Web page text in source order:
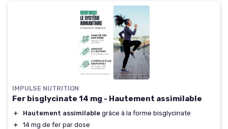
IMPULSE NUTRITION
Fer bisglycinate 14 mg - Hautement assimilable
＋ Hautement assimilable grâce à la forme bisglycinate
＋
14 mg de fer par dose